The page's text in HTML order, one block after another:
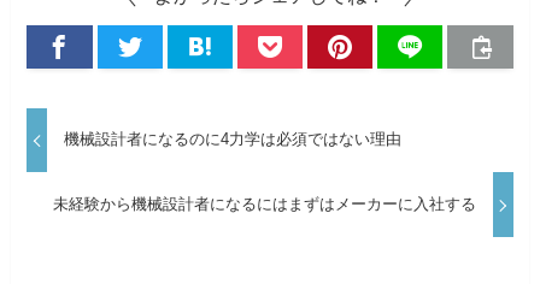
機械設計者になるのに4力学は必須ではない理由
未経験から機械設計者になるにはまずはメーカーに入社する